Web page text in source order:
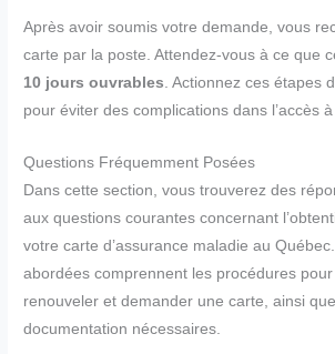
Après avoir soumis votre demande, vous
carte par la poste. Attendez-vous à ce que
10 jours ouvrables . Actionnez ces étapes
pour éviter des complications dans l’accès
Questions Fréquemment Posées
Dans cette section, vous trouverez des
aux questions courantes concernant
votre carte d’assurance maladie au
abordées comprennent les procédures pour
renouveler et demander une carte, ainsi
documentation nécessaires.